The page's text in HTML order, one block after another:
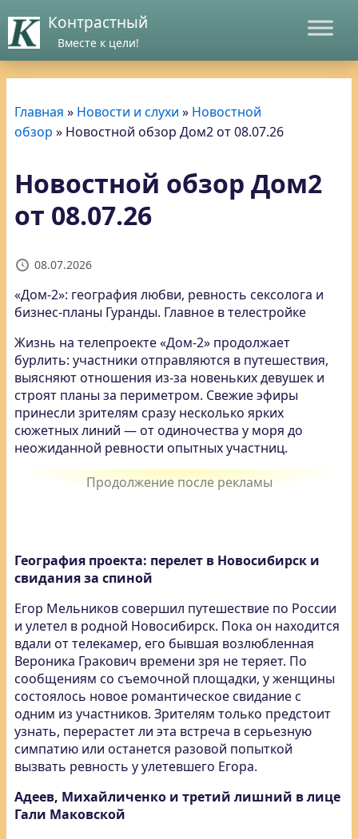
Контрастный
Вместе к цели!
Главная » Новости и слухи » Новостной
обзор » Новостной обзор Дом2 от 08.07.26
Новостной обзор Дом2
от 08.07.26
08.07.2026
«Дом-2»: география любви, ревность сексолога и
бизнес-планы Гуранды. Главное в телестройке
Жизнь на телепроекте «Дом-2» продолжает
бурлить: участники отправляются в путешествия,
выясняют отношения из-за новеньких девушек и
строят планы за периметром. Свежие эфиры
принесли зрителям сразу несколько ярких
сюжетных линий — от одиночества у моря до
неожиданной ревности опытных участниц.
География проекта: перелет в Новосибирск и
свидания за спиной
Егор Мельников совершил путешествие по России
и улетел в родной Новосибирск. Пока он находится
вдали от телекамер, его бывшая возлюбленная
Вероника Гракович времени зря не теряет. По
сообщениям со съемочной площадки, у женщины
состоялось новое романтическое свидание с
одним из участников. Зрителям только предстоит
узнать, перерастет ли эта встреча в серьезную
симпатию или останется разовой попыткой
вызвать ревность у улетевшего Егора.
Адеев, Михайличенко и третий лишний в лице
Гали Маковской